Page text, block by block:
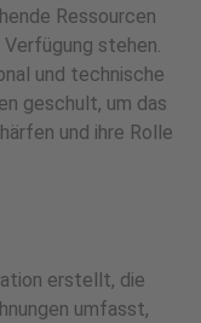
Ressourcen
stehen.
und technische
geschult, um das
und ihre Rolle
erstellt, die
umfasst,